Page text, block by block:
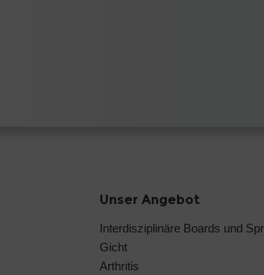
Unser Angebot
Interdisziplinäre Boards und
Gicht
Arthritis